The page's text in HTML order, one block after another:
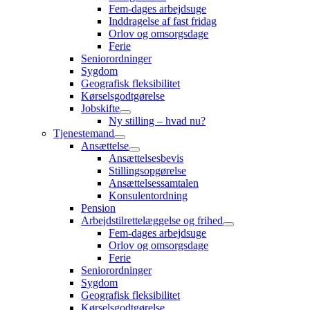
Fem-dages arbejdsuge
Inddragelse af fast fridag
Orlov og omsorgsdage
Ferie
Seniorordninger
Sygdom
Geografisk fleksibilitet
Kørselsgodtgørelse
Jobskifte
Ny stilling – hvad nu?
Tjenestemand
Ansættelse
Ansættelsesbevis
Stillingsopgørelse
Ansættelsessamtalen
Konsulentordning
Pension
Arbejdstilrettelæggelse og frihed
Fem-dages arbejdsuge
Orlov og omsorgsdage
Ferie
Seniorordninger
Sygdom
Geografisk fleksibilitet
Kørselsgodtgørelse